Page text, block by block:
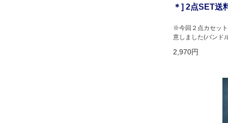
＊] 2点SET送
※今回２点カセッ
意しました(バンド
2,970円